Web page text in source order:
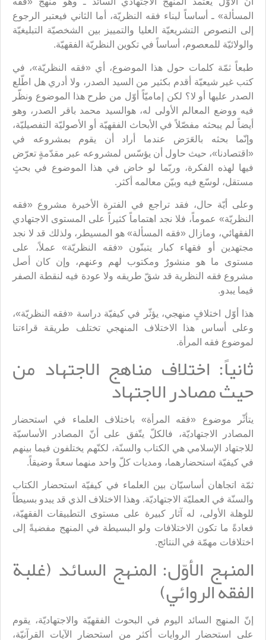
المسألة» ـ أساساً لبناء فقه النظريّة، أما الثاني فيعتبر الرجوع
إلى النصوص التشريعيّة العليا والتمييز بين الشخصيّة التبليغيّة
والولائيّة للمعصوم، أساساً في تكوين النظريّة الفقهيّة.
طبعاً ثمّة كلمات حول هذا الموضوع، أي «فقه النظريّة»، في
كتب غير شيعيّة أقدم بكثير من السيد الصدر، ولا أدري هل اطّلع
الصدر عليها أو لا؟ لكن إماميّاً أوّل من طرح هذا الموضوع ونظّر
فيه ووضع المعالم الأولى له، هوالسيد محمد باقر الصدر، وهو
أيضاً لم يبحثه مفصّلاً في الأبحاث الفقهيّة أو الأصوليّة التفصيليّة،
وإنّما بحثه بالعَرَض عندما أراد أن يقوم بمشروعه في
«اقتصادنا»، حيث حاول أن يؤسّس لمشروعه عبر مقدّمةٍ تعرّض
فيها لهذه الفكرة، وربّما لو خاض في هذا الموضوع في بحثٍ
مستقل، لوسّع فيه وبيّن معالمه أكثر.
وعلى أيّة حال، فقد تراجع في الفترة الأخيرة مشروع «فقه
النظريّة» عموماً، فلا نجد اهتماماً كثيراً على المستوى الاجتهادي
الفقهائي، ومازال «فقه المسألة» هو المسيطر، ولذلك قد لا نجد
مجتهدين أو فقهاء كبار يتبنّون «فقه النظريّة» عملاً، على
مستوى ما هو منشورٌ ومكتوب لهم وعنهم، وإن كان أصل
مشروع فقه النظرية قد شقّ طريقه ولا عودة فيه لنقطة الصفر
فيما يبدو.
هذا أوّل اختلافٍ منهجي، يؤثّر في كيفيّة دراسة «فقه النظريّة»،
وعلى أساس هذا الاختلاف المنهجي تختلف طريقة قراءتنا
لموضوع فقه المرأة.
ثانياً: اختلاف مناهج الاجتهاد من
حيث مصادر الاجتهاد
يتأثّر موضوع «فقه المرأة» باختلاف العلماء في استحضار
المصادر الاجتهاديّة، فالكلّ يتّفق على أنّ المصادر الأساسيّة
للاجتهاد الإسلامي هي الكتاب والسنّة، لكنّهم يختلفون فيما بينهم
في كيفيّة استحضارهما، ومديات كلّ واحد منهما سعةً وضيقاً.
ثمّة اتجاهان أساسيّان بين العلماء في كيفيّة استحضار الكتاب
والسنّة في العمليّة الاجتهاديّة. وهذا الاختلاف الذي قد يبدو بسيطاً
للوهلة الأولى، له آثار كبيرة على مستوى التطبيقات الفقهيّة،
فعادةً ما تكون الاختلافات ولو البسيطة في المنهج مفضيةً إلى
اختلافات مهمّة في النتائج.
المنهج الأوّل: المنهج السائد (غلبة
الفقه الروائي)
إنّ المنهج السائد اليوم في البحوث الفقهيّة والاجتهاديّة، يقوم
على استحضار الروايات أكثر من استحضار الآيات القرآنيّة،